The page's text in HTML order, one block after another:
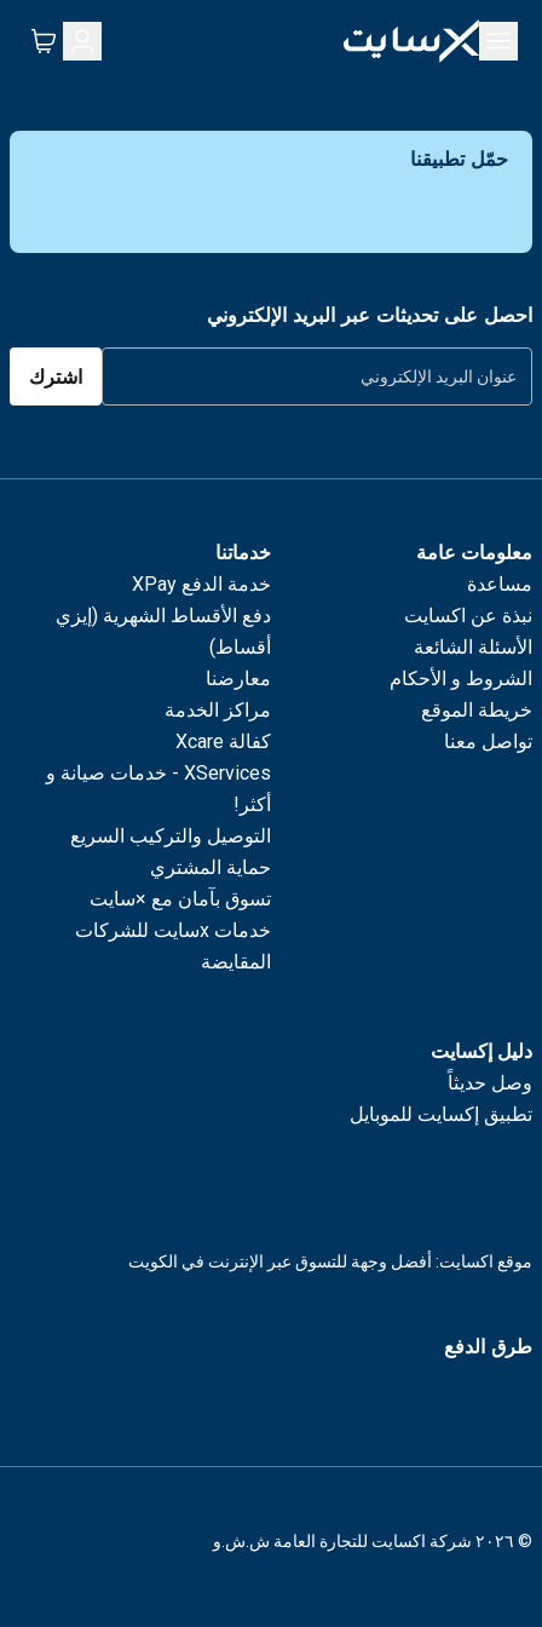
حمّل تطبيقنا
احصل على تحديثات عبر البريد الإلكتروني
اشترك
معلومات عامة
مساعدة
نبذة عن اكسايت
الأسئلة الشائعة
الشروط و الأحكام
خريطة الموقع
تواصل معنا
خدماتنا
خدمة الدفع XPay
دفع الأقساط الشهرية (إيزي
أقساط)
معارضنا
مراكز الخدمة
كفالة Xcare
XServices - خدمات صيانة و
أكثر!
التوصيل والتركيب السريع
حماية المشتري
تسوق بآمان مع ×سايت
خدمات xسايت للشركات
المقايضة
دليل إكسايت
وصل حديثاً
تطبيق إكسايت للموبايل
موقع اكسايت: أفضل وجهة للتسوق عبر الإنترنت في الكويت
طرق الدفع
© ٢٠٢٦ شركة اكسايت للتجارة العامة ش.ش.و